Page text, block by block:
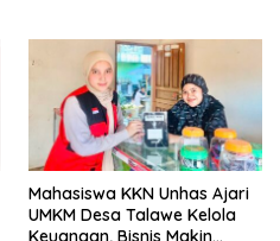
Mahasiswa KKN Unhas Ajari
UMKM Desa Talawe Kelola
Keuangan, Bisnis Makin